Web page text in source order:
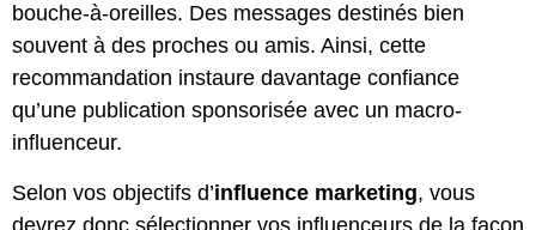
bouche-à-oreilles. Des messages destinés bien
souvent à des proches ou amis. Ainsi, cette
recommandation instaure davantage confiance
qu’une publication sponsorisée avec un macro-
influenceur.
Selon vos objectifs d’influence marketing, vous
devrez donc sélectionner vos influenceurs de la façon